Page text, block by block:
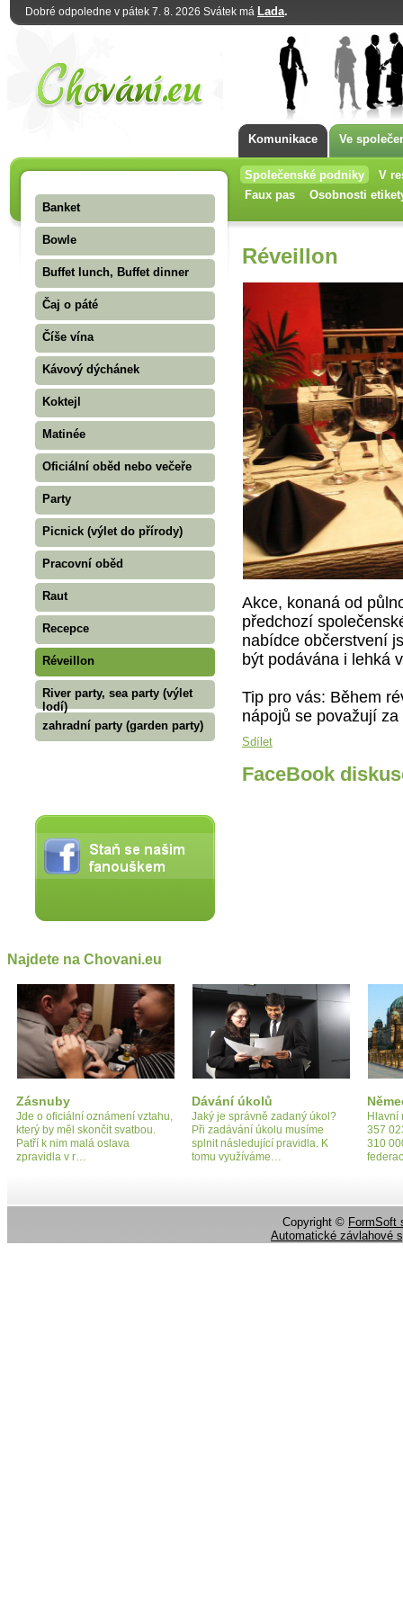
Dobré odpoledne v pátek 7. 8. 2026 Svátek má Lada.
Komunikace Ve
Společenské podniky
V
Faux pas
Osobnosti
Banket
Bowle
Buffet lunch, Buffet dinner
Čaj o páté
Číše vína
Kávový dýchánek
Koktejl
Matinée
Oficiální oběd nebo večeře
Party
Picnick (výlet do přírody)
Pracovní oběd
Raut
Recepce
Réveillon
River party, sea party (výlet
lodí)
zahradní party (garden party)
Réveillon
Akce, konaná od
předchozí
nabídce občerstvení
být podávána i lehká
Tip pro vás: Během
nápojů se považují
Sdílet
FaceBook
Najdete na Chovani.eu
Zásnuby
Jde o oficiální oznámení vztahu,
který by měl skončit svatbou.
Patří k nim malá oslava
zpravidla v r…
Dávání úkolů
Jaký je správně zadaný úkol?
Při zadávání úkolu musíme
splnit následující pravidla. K
tomu využíváme…
Hlavní
357
310
Copyright © FormSoft
Automatické závlahové